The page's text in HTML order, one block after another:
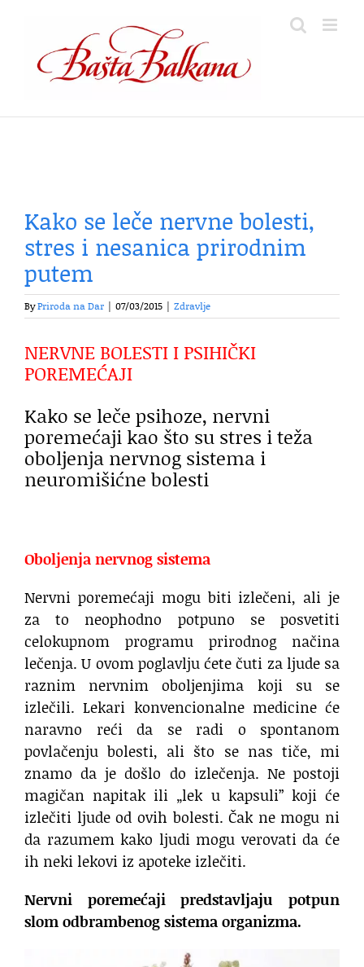
content
Kako se leče nervne bolesti,
stres i nesanica prirodnim
putem
ByPriroda na Dar 07/03/2015 Zdravlje
NERVNE BOLESTI I PSIHIČKI
POREMEĆAJI
Kako se leče psihoze, nervni
poremećaji kao što su stres i teža
oboljenja nervnog sistema i
neuromišićne bolesti
Oboljenja nervnog sistema
Nervni poremećaji mogu biti izlečeni, ali je
za to neophodno potpuno se posvetiti
celokupnom programu prirodnog načina
lečenja. U ovom poglavlju ćete čuti za ljude sa
raznim nervnim oboljenjima koji su se
izlečili. Lekari konvencionalne medicine će
naravno reći da se radi o spontanom
povlačenju bolesti, ali što se nas tiče, mi
znamo da je došlo do izlečenja. Ne postoji
magičan napitak ili „lek u kapsuli” koji će
izlečiti ljude od ovih bolesti. Čak ne mogu ni
da razumem kako ljudi mogu verovati da će
ih neki lekovi iz apoteke izlečiti.
Nervni poremećaji predstavljaju potpun
slom odbrambenog sistema organizma.